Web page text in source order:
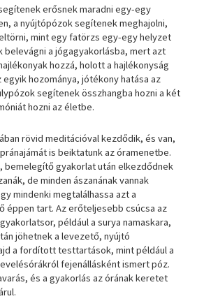
erősnek maradni egy-egy
a nyújtópózok segítenek meghajolni,
mint egy fatörzs egy-egy helyzet
belevágni a jógagyakorlásba, mert azt
hozzá, holott a hajlékonyság
hozománya, jótékony hatása az
segítenek összhangba hozni a két
hozni az életbe.
rövid meditációval kezdődik, és van,
is beiktatunk az óramenetbe.
bemelegítő gyakorlat után elkezdődnek
de minden ászanának vannak
mindenki megtalálhassa azt a
éppen tart. Az erőteljesebb csúcsa az
például a surya namaskara,
jöhetnek a levezető, nyújtó
a fordított testtartások, mint például a
fejenállásként ismert póz.
és a gyakorlás az órának keretet